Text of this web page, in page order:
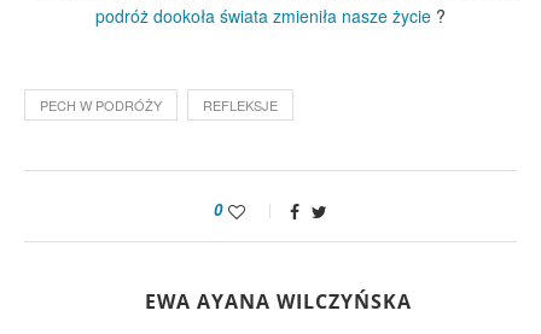
podróż dookoła świata zmieniła nasze życie ?
PECH W PODRÓŻY REFLEKSJE
0
EWA AYANA WILCZYŃSKA